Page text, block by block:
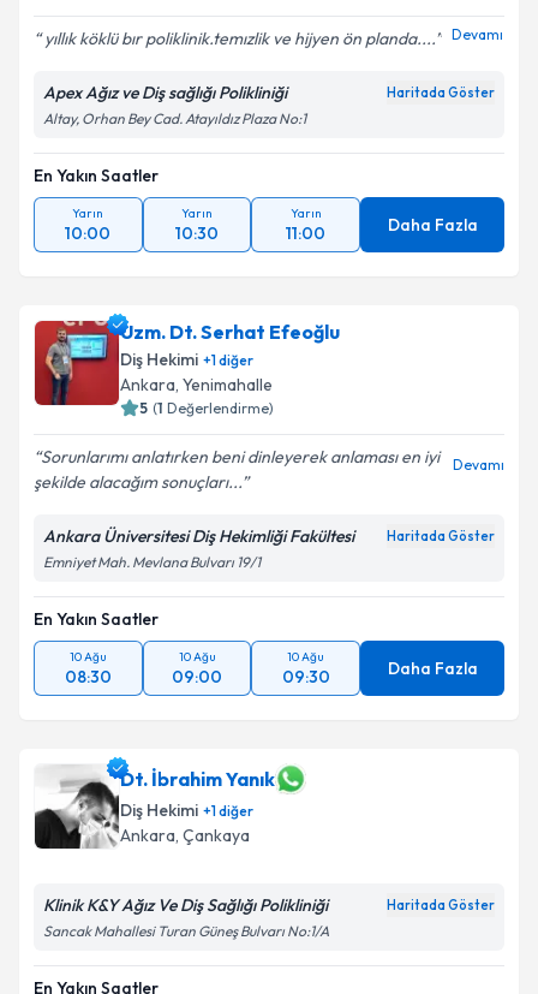
yıllık köklü bır poliklinik.temızlik ve hijyen ön planda.... Devamı
Apex Ağız ve Diş sağlığı Polikliniği Haritada Göster
Altay, Orhan Bey Cad. Atayıldız Plaza No:1
En Yakın Saatler
Yarın
10:00
Yarın
10:30
Yarın
11:00 Daha Fazla
Uzm. Dt. Serhat Efeoğlu
Diş Hekimi +1diğer
Ankara, Yenimahalle
5 (1 Değerlendirme)
Sorunlarımı anlatırken beni dinleyerek anlaması en iyi
şekilde alacağım sonuçları...
Devamı
Ankara Üniversitesi Diş Hekimliği Fakültesi Haritada Göster
Emniyet Mah. Mevlana Bulvarı 19/1
En Yakın Saatler
10 Ağu
08:30
10 Ağu
09:00
10 Ağu
09:30 Daha Fazla
Dt. İbrahim Yanık
Diş Hekimi +1diğer
Ankara, Çankaya
Klinik K&Y Ağız Ve Diş Sağlığı Polikliniği Haritada Göster
Sancak Mahallesi Turan Güneş Bulvarı No:1/A
En Yakın Saatler